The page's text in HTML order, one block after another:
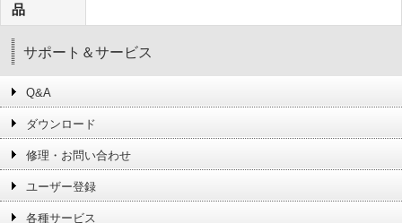
品
サポート＆サービス
Q&A
ダウンロード
修理・お問い合わせ
ユーザー登録
各種サービス